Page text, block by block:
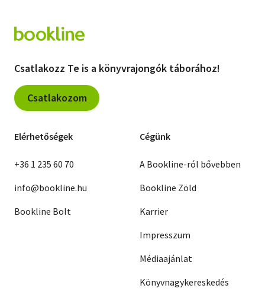
Csatlakozz Te is a könyvrajongók táborához!
Csatlakozom
Elérhetőségek
+36 1 235 60 70
info@bookline.hu
Bookline Bolt
Cégünk
A Bookline-ról bővebben
Bookline Zöld
Karrier
Impresszum
Médiaajánlat
Könyvnagykereskedés